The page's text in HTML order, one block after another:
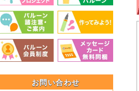
お問い合わせ